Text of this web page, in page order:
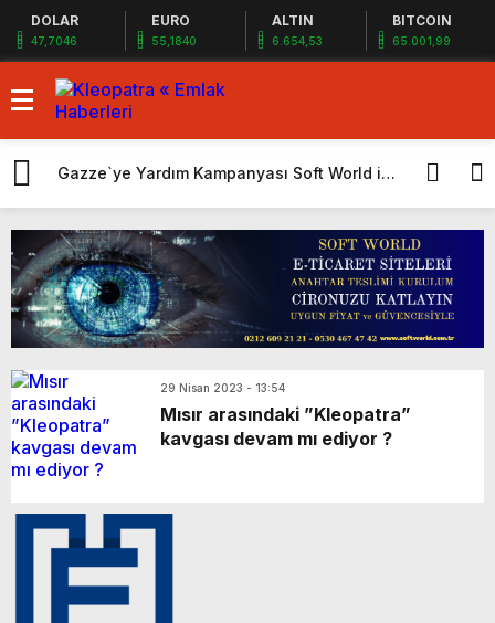
DOLAR
47,7046
EURO
55,1840
ALTIN
6.654,53
BITCOIN
65.001,99
Gazze`ye Yardım Kampanyası Soft World ile
Karın yüzde 25’i Gazzeye Bağışlıyoruz
Sizlerin desteği ile…
tapularını
29 Nisan 2023 - 13:54
Mısır arasındaki ”Kleopatra”
kavgası devam mı ediyor ?